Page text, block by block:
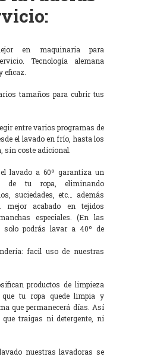
en maquinaria para
Tecnología alemana
eficaz.
tamaños para cubrir tus
entre varios programas de
el lavado en frío, hasta los
sin coste adicional.
lavado a 60º garantiza un
de tu ropa, eliminando
suciedades, etc… además
mejor acabado en tejidos
especiales. (En las
solo podrás lavar a 40º de
facil uso de nuestras
productos de limpieza
que tu ropa quede limpia y
que permanecerá días. Así
traigas ni detergente, ni
nuestras lavadoras se